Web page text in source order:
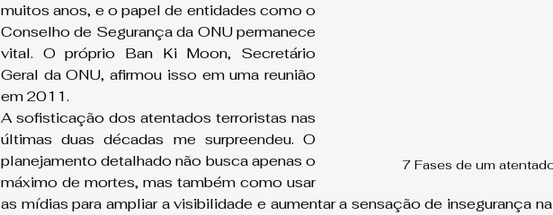
7 Fases de um
muitos anos, e o papel de entidades como o
Conselho de Segurança da ONU permanece
vital. O próprio Ban Ki Moon, Secretário
Geral da ONU, afirmou isso em uma reunião
em 2011.
A sofisticação dos atentados terroristas nas
últimas duas décadas me surpreendeu. O
planejamento detalhado não busca apenas o
máximo de mortes, mas também como usar
as mídias para ampliar a visibilidade e aumentar a sensação de insegurança